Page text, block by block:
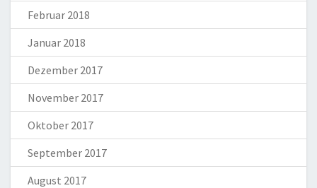
Februar 2018
Januar 2018
Dezember 2017
November 2017
Oktober 2017
September 2017
August 2017